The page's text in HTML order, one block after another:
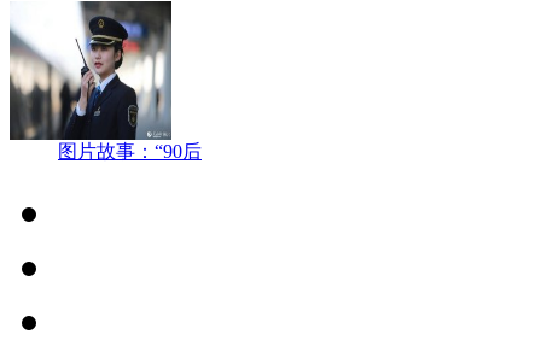
图片故事：“90后